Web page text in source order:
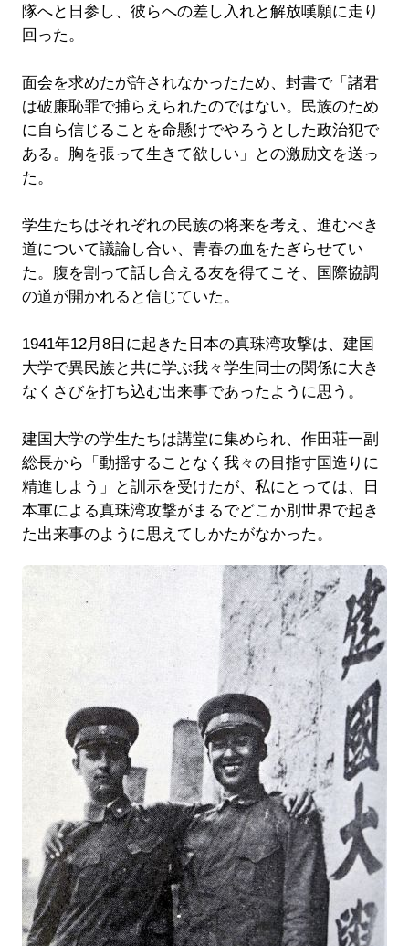
隊へと日参し、彼らへの差し入れと解放嘆願に走り
回った。
面会を求めたが許されなかったため、封書で「諸君
は破廉恥罪で捕らえられたのではない。民族のため
に自ら信じることを命懸けでやろうとした政治犯で
ある。胸を張って生きて欲しい」との激励文を送っ
た。
学生たちはそれぞれの民族の将来を考え、進むべき
道について議論し合い、青春の血をたぎらせてい
た。腹を割って話し合える友を得てこそ、国際協調
の道が開かれると信じていた。
1941年12月8日に起きた日本の真珠湾攻撃は、建国
大学で異民族と共に学ぶ我々学生同士の関係に大き
なくさびを打ち込む出来事であったように思う。
建国大学の学生たちは講堂に集められ、作田荘一副
総長から「動揺することなく我々の目指す国造りに
精進しよう」と訓示を受けたが、私にとっては、日
本軍による真珠湾攻撃がまるでどこか別世界で起き
た出来事のように思えてしかたがなかった。